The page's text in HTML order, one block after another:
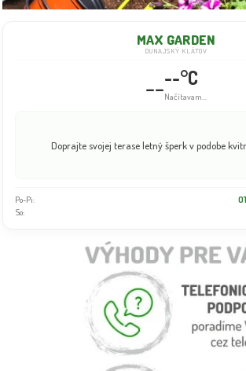
MAX GARDEN
DUNAJSKÝ KLÁTOV
----°C
Načítavam...
Túžite po okamžitom tieni? Ponúkame široký výber
Po-Pi:
So: